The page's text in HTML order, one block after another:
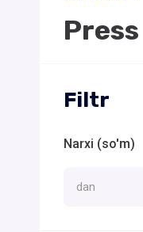
Filtr
Narxi (so'm)